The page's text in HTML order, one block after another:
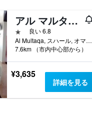
アル マルタカ ホテル
1つ星良い 6.8
Al Multaqa, スハール, オマーン
7.6km （市内中心部から）
¥3,635
詳細を見る